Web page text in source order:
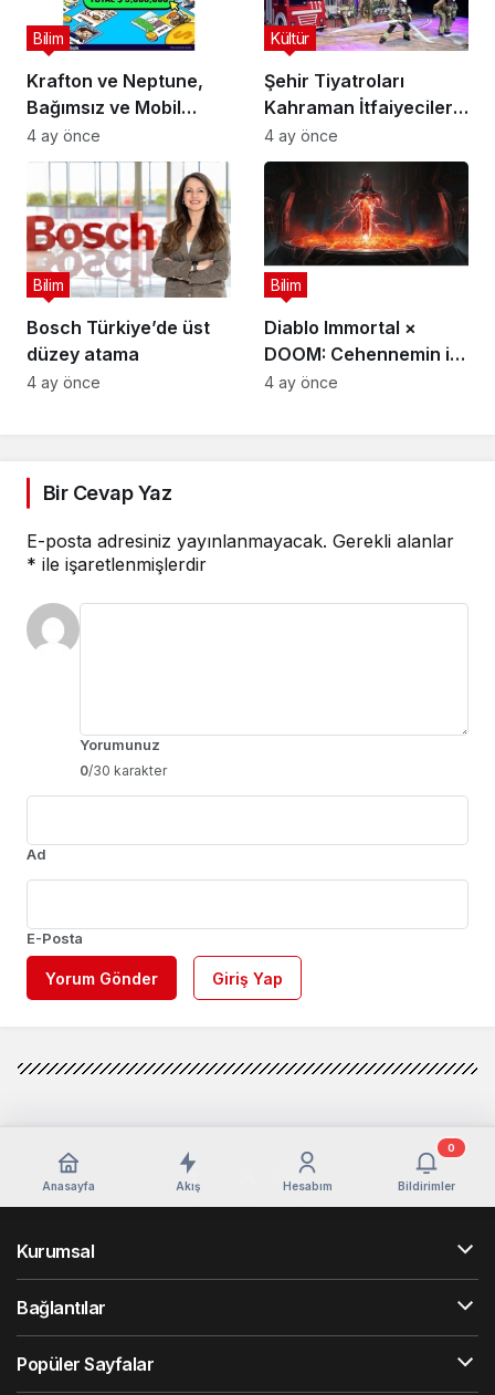
Krafton ve Neptune,
Bağımsız ve Mobil
Oyun Geliştiricileri İçin
5 Milyon Dolarlık
Küresel Oyun
Yarışmasını Başlattı
Bilim
4 ay önce
Şehir Tiyatroları
Kahraman İtfaiyecilerin
Hikayesini “İtfaiyecinin
Sırrı” Oyunuyla
Anlatıyor
Kültür
4 ay önce
Bosch Türkiye’de üst
düzey atama
Bilim
4 ay önce
Diablo Immortal ×
DOOM: Cehennemin iki
efsanevi vizyonu
Bilim
4 ay önce
Bir Cevap Yaz
E-posta adresiniz yayınlanmayacak. Gerekli alanlar
* ile işaretlenmişlerdir
Yorumunuz
0/30 karakter
Ad
E-Posta
Yorum Gönder Giriş Yap
Anasayfa Akış Hesabım Bildirimler
0
Kurumsal
Bağlantılar
Popüler Sayfalar